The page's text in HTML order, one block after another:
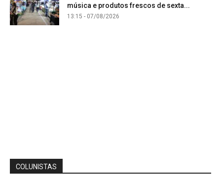
música e produtos frescos de sexta...
13:15 - 07/08/2026
COLUNISTAS